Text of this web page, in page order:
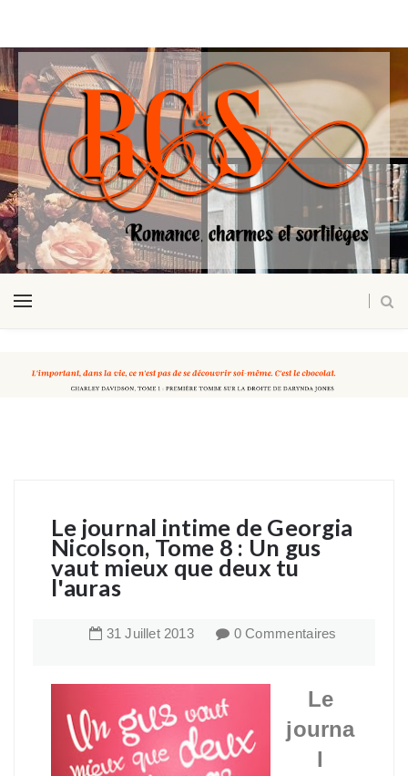
Le journal intime de Georgia
Nicolson, Tome 8 : Un gus
vaut mieux que deux tu
l'auras
31 Juillet 2013 0 Commentaires
Le
journa
l